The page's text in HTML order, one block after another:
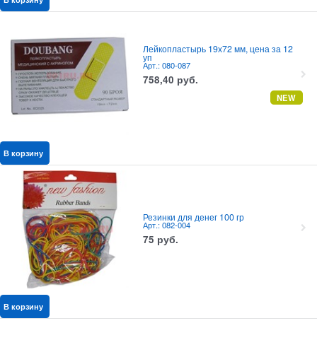
Лейкопластырь 19х72 мм, цена за 12
уп
Арт.: 080-087
758,40 руб.
NEW
В корзину
Резинки для денег 100 гр
Арт.: 082-004
75 руб.
В корзину